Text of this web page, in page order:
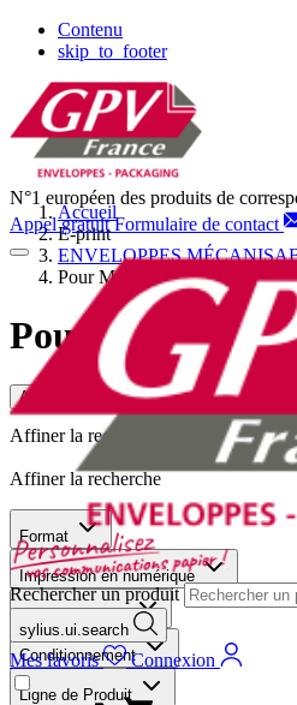
Contenu
skip_to_footer
N°1 européen des produits de
Appel gratuit Formulaire de contact
Rechercher un produit
sylius.ui.search
Mes favoris Connexion
Accueil
E-print
ENVELOPPES
Pour Machine Haute Cadence
Pour Machine
Affiner la recherche
Affiner la recherche
Affiner la recherche
Format
Impression en numérique
Conditionnement
Ligne de Produit